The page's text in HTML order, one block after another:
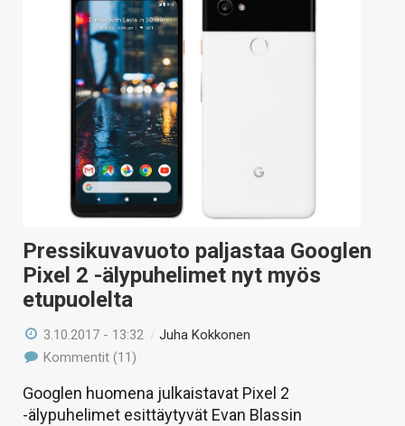
Pressikuvavuoto paljastaa Googlen
Pixel 2 -älypuhelimet nyt myös
etupuolelta
3.10.2017 - 13:32 /Juha Kokkonen
Kommentit (11)
Googlen huomena julkaistavat Pixel 2
-älypuhelimet esittäytyvät Evan Blassin